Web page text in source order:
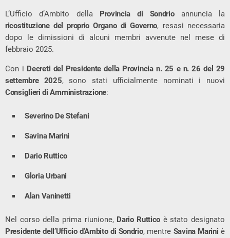
L’Ufficio d’Ambito della Provincia di Sondrioannuncia la
ricostituzione del proprio Organo di Governo, resasi necessaria
dopo le dimissioni di alcuni membri avvenute nel mese di
febbraio 2025.
Con i Decreti del Presidente della Provincia n. 25 e n. 26 del 29
settembre 2025, sono stati ufficialmente nominati i nuovi
Consiglieri di Amministrazione:
Severino De Stefani
Savina Marini
Dario Ruttico
Gloria Urbani
Alan Vaninetti
Nel corso della prima riunione, Dario Ruttico è stato designato
Presidente dell’Ufficio d’Ambito di Sondrio, mentre Savina Marini è